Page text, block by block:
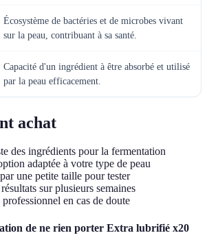
Écosystème de bactéries et de microbes vivant
sur la peau, contribuant à sa santé.
Capacité d'un ingrédient à être absorbé et utilisé
par la peau efficacement.
achat
des ingrédients pour la fermentation
adaptée à votre type de peau
une petite taille pour tester
sur plusieurs semaines
en cas de doute
de ne rien porter Extra lubrifié x20